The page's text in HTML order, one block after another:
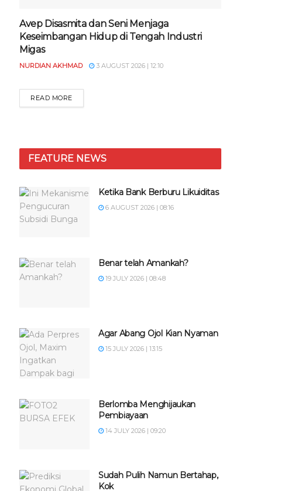
Avep Disasmita dan Seni Menjaga
Keseimbangan Hidup di Tengah Industri
Migas
NURDIAN AKHMAD 3 AUGUST 2026 | 12:10
READ MORE
FEATURE NEWS
Ketika Bank Berburu Likuiditas
6 AUGUST 2026 | 08:16
Benar telah Amankah?
19 JULY 2026 | 08:48
Agar Abang Ojol Kian Nyaman
15 JULY 2026 | 13:15
Berlomba Menghijaukan
Pembiayaan
14 JULY 2026 | 09:20
Sudah Pulih Namun Bertahap,
Kok